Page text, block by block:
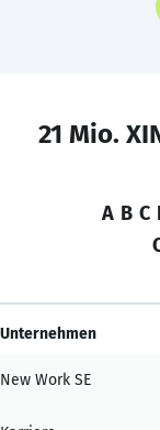
21 Mio.
A B C
Unternehmen
New Work SE